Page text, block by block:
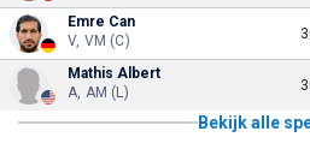
Emre Can
V, VM (C)
Mathis Albert
A, AM (L)
Bekijk alle